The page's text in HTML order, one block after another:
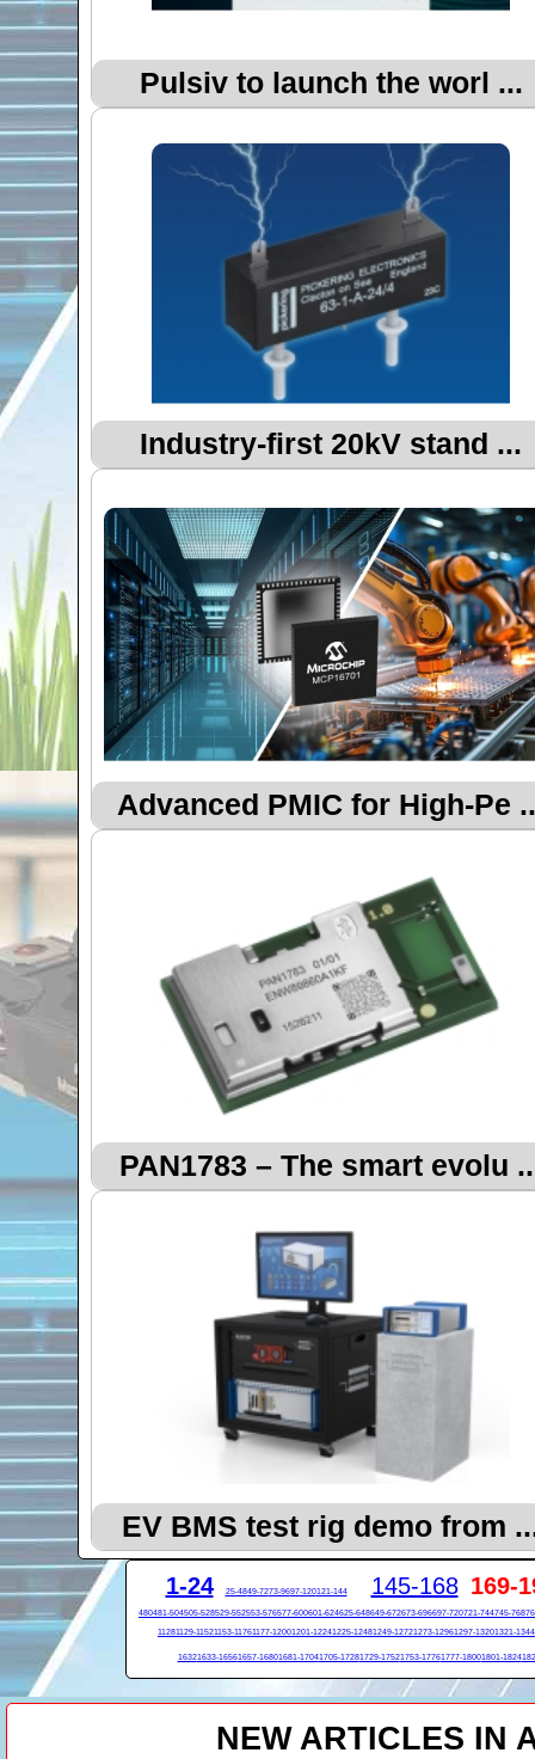
Pulsiv to launch the worl ...
Industry-first 20kV stand ...
Advanced PMIC for High-Pe
PAN1783 – The smart evolu
EV BMS test rig demo from
1-24 25-4849-7273-9697-120121-144 145-168 169-
480481-504505-528529-552553-576577-600601-624625-648649-672673-696697-720721-744745-768
11281129-11521153-11761177-12001201-12241225-12481249-12721273-12961297-13201321-1344
16321633-16561657-16801681-17041705-17281729-17521753-17761777-18001801-1824
NEW ARTICLES IN